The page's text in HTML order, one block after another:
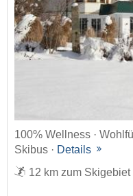
100% Wellness ·
Skibus · Details
12 km zum Skigebiet